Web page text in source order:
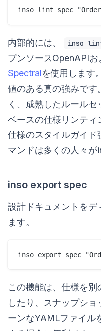
内部的には、 inso
プンソースOpenAPI
Spectralを使用します
値のある真の強みです
く、成熟したルール
ベースの仕様リンティ
仕様のスタイルガイド
マンドは多くの人々が
inso export spec
設計ドキュメントをデ
ます。
この機能は、仕様を別
したり、スナップシ
ーンなYAMLファイル